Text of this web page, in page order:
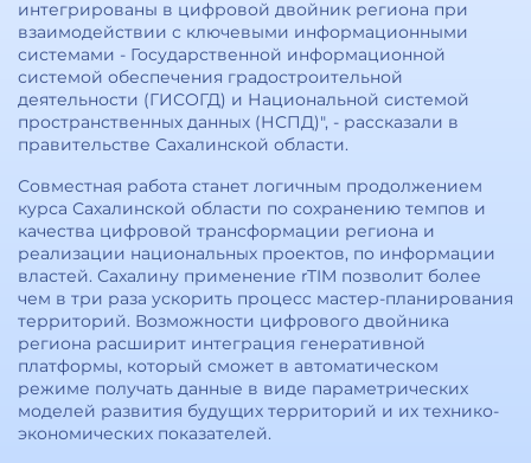
интегрированы в цифровой двойник региона при
взаимодействии с ключевыми информационными
системами - Государственной информационной
системой обеспечения градостроительной
деятельности (ГИСОГД) и Национальной системой
пространственных данных (НСПД)", - рассказали в
правительстве Сахалинской области.
Совместная работа станет логичным продолжением
курса Сахалинской области по сохранению темпов и
качества цифровой трансформации региона и
реализации национальных проектов, по информации
властей. Сахалину применение rTIM позволит более
чем в три раза ускорить процесс мастер-планирования
территорий. Возможности цифрового двойника
региона расширит интеграция генеративной
платформы, который сможет в автоматическом
режиме получать данные в виде параметрических
моделей развития будущих территорий и их технико-
экономических показателей.